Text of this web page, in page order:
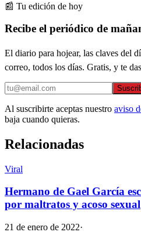
📰 Tu edición de hoy
Recibe el periódico de
El diario para hojear, las claves del
correo, todos los días. Gratis, y te
Al suscribirte aceptas nuestro aviso
baja cuando quieras.
Relacionadas
Viral
Hermano de Gael García
por maltratos y acoso sexual
21 de enero de 2022·